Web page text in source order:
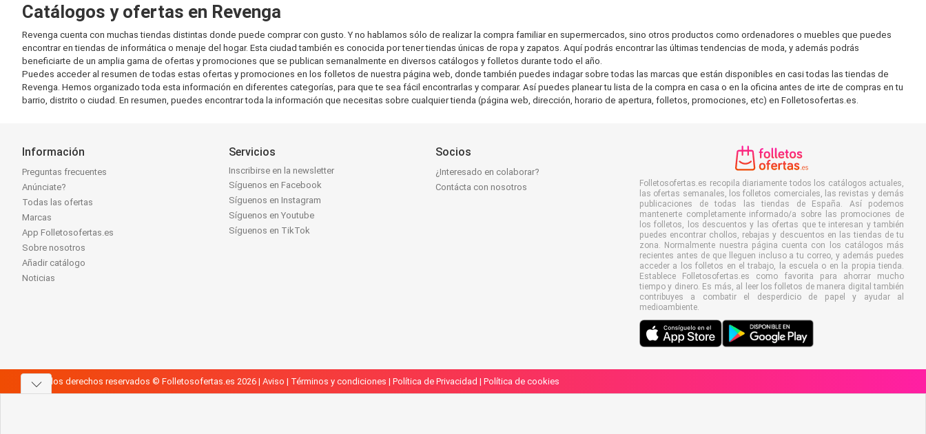
Catálogos y ofertas en Revenga
Revenga cuenta con muchas tiendas distintas donde puede comprar con gusto. Y no hablamos sólo de realizar la compra familiar en supermercados, sino otros productos como ordenadores o muebles que puedes
encontrar en tiendas de informática o menaje del hogar. Esta ciudad también es conocida por tener tiendas únicas de ropa y zapatos. Aquí podrás encontrar las últimas tendencias de moda, y además podrás
beneficiarte de un amplia gama de ofertas y promociones que se publican semanalmente en diversos catálogos y folletos durante todo el año.
Puedes acceder al resumen de todas estas ofertas y promociones en los folletos de nuestra página web, donde también puedes indagar sobre todas las marcas que están disponibles en casi todas las tiendas de
Revenga. Hemos organizado toda esta información en diferentes categorías, para que te sea fácil encontrarlas y comparar. Así puedes planear tu lista de la compra en casa o en la oficina antes de irte de compras en tu
barrio, distrito o ciudad. En resumen, puedes encontrar toda la información que necesitas sobre cualquier tienda (página web, dirección, horario de apertura, folletos, promociones, etc) en Folletosofertas.es.
Información
Preguntas frecuentes
Anúnciate?
Todas las ofertas
Marcas
App Folletosofertas.es
Sobre nosotros
Añadir catálogo
Noticias
Servicios
Inscribirse en la newsletter
Síguenos en Facebook
Síguenos en Instagram
Síguenos en Youtube
Síguenos en TikTok
Socios
¿Interesado en colaborar?
Contácta con nosotros
Folletosofertas.es recopila diariamente todos los catálogos actuales,
las ofertas semanales, los folletos comerciales, las revistas y demás
publicaciones de todas las tiendas de España. Así podemos
mantenerte completamente informado/a sobre las promociones de
los folletos, los descuentos y las ofertas que te interesan y también
puedes encontrar chollos, rebajas y descuentos en las tiendas de tu
zona. Normalmente nuestra página cuenta con los catálogos más
recientes antes de que lleguen incluso a tu correo, y además puedes
acceder a los folletos en el trabajo, la escuela o en la propia tienda.
Establece Folletosofertas.es como favorita para ahorrar mucho
tiempo y dinero. Es más, al leer los folletos de manera digital también
contribuyes a combatir el desperdicio de papel y ayudar al
medioambiente.
Todos los derechos reservados © Folletosofertas.es 2026 | Aviso | Términos y condiciones | Política de Privacidad | Política de cookies